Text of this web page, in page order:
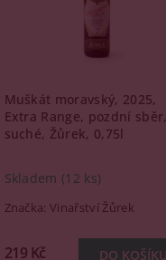
Muškát moravský, 2025,
Extra Range, pozdní sběr,
suché, Žůrek, 0,75l
Skladem (12 ks)
Značka:Vinařství Žůrek
219 Kč